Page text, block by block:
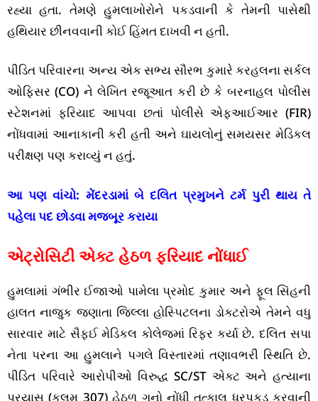
રહ્યા હતા. તેમણે હુમલાખોરોને પકડવાની કે તેમની પાસેથી
હથિયાર છીનવવાની કોઈ હિંમત દાખવી ન હતી.
પીડિત પરિવારના અન્ય એક સભ્ય સૌરભ કુમારે કરહલના સર્કલ
ઓફિસર (CO) ને લેખિત રજૂઆત કરી છે કે બરનાહલ પોલીસ
સ્ટેશનમાં ફરિયાદ આપવા છતાં પોલીસે એફઆઈઆર (FIR)
નોંધવામાં આનાકાની કરી હતી અને ઘાયલોનું સમયસર મેડિકલ
પરીક્ષણ પણ કરાવ્યું ન હતું.
આ પણ વાંચો: મેંદરડામાં બે દલિત પ્રમુખને ટર્મ પુરી થાય તે
પહેલા પદ છોડવા મજબૂર કરાયા
એટ્રોસિટી એક્ટ હેઠળ ફરિયાદ નોંધાઈ
હુમલામાં ગંભીર ઈજાઓ પામેલા પ્રમોદ કુમાર અને ફૂલ સિંહની
હાલત નાજુક જણાતા જિલ્લા હોસ્પિટલના ડોક્ટરોએ તેમને વધુ
સારવાર માટે સૈફઈ મેડિકલ કોલેજમાં રિફર કર્યા છે. દલિત સપા
નેતા પરના આ હુમલાને પગલે વિસ્તારમાં તણાવભરી સ્થિતિ છે.
પીડિત પરિવારે આરોપીઓ વિરુદ્ધ SC/ST એક્ટ અને હત્યાના
પ્રયાસ (કલમ 307) હેઠળ ગુનો નોંધી તત્કાલ ધરપકડ કરવાની